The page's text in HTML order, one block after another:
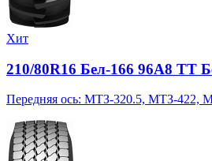
Хит
210/80R16 Бел-166 96A8 TT
Передняя ось: МТЗ-320.5, МТЗ-422,